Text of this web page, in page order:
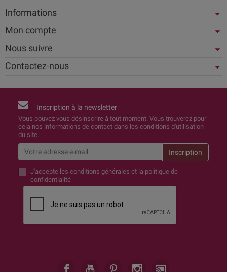
Informations
Mon compte
Nous suivre
Contactez-nous
Inscription à la newsletter
Vous pouvez vous désinscrire à tout moment. Vous trouverez pour
cela nos informations de contact dans les conditions d'utilisation
du site.
J'accepte les conditions générales et la politique de
confidentialité